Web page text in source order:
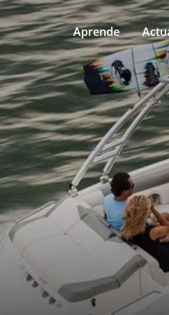
Aprende